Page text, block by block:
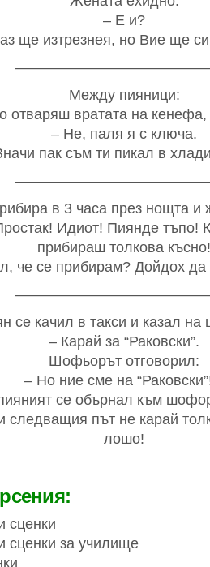
– Е и?
ще изтрезнея, но Вие ще
Между пияници:
отваряш вратата на
– Не, паля я с ключа.
пак съм ти пикал в
в 3 часа през нощта и
Идиот! Пиянде тъпо!
прибираш толкова късно!
че се прибирам? Дойдох
се качил в такси и казал
– Карай за “Раковски”.
Шофьорът отговорил:
– Но ние сме на
се обърнал към
следващия път не карай
лошо!
сценки
сценки за училище